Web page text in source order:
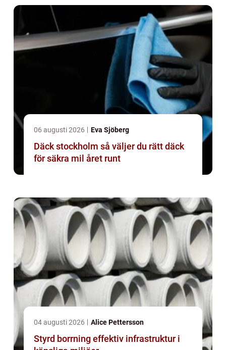
06 augusti 2026 Eva Sjöberg
Däck stockholm så väljer du rätt däck
för säkra mil året runt
04 augusti 2026 Alice Pettersson
Styrd borrning effektiv infrastruktur i